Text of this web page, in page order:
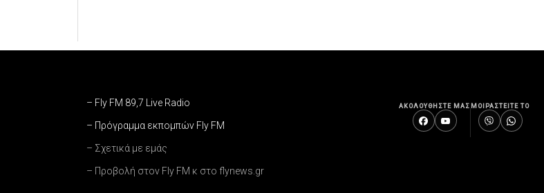
– Fly FM 89,7 Live Radio
– Πρόγραμμα εκπομπών Fly FM
– Σχετικά με εμάς
– Προβολή στον Fly FM κ στο flynews.gr
ΑΚΟΛΟΥΘΗΣΤΕ ΜΑΣ ΜΟΙΡΑΣΤΕΙΤΕ ΤΟ